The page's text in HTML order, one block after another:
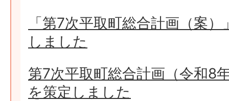
「第7次平取町総合計画（案
しました
第7次平取町総合計画（令和8
を策定しました